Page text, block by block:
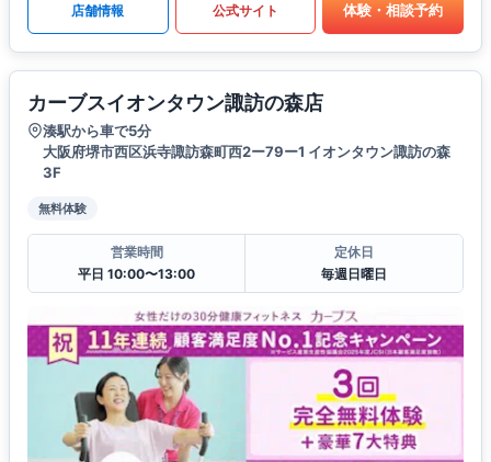
店舗情報 公式サイト 体験・相談予約
カーブスイオンタウン諏訪の森店
湊駅から車で5分
大阪府堺市西区浜寺諏訪森町西2ー79ー1 イオンタウン諏訪の森
3F
無料体験
営業時間
平日 10:00〜13:00
定休日
毎週日曜日